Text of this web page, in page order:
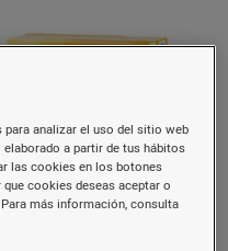
pañuelos blancos
analizar el uso del sitio web
a partir de tus hábitos
las cookies en los botones
cookies deseas aceptar o
más información, consulta